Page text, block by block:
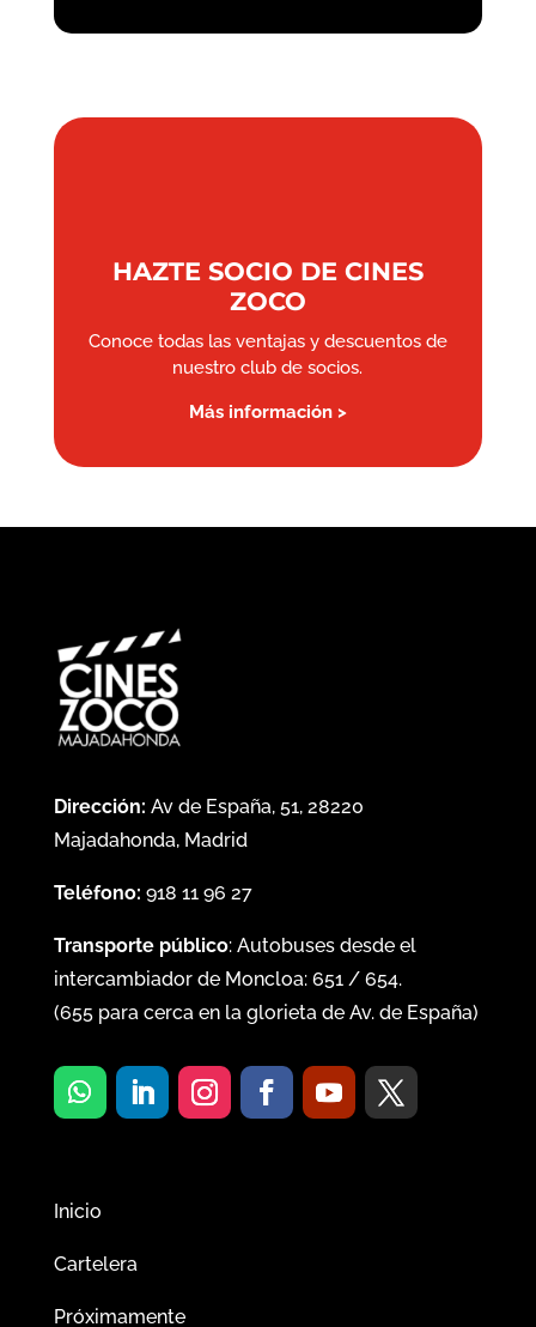
HAZTE SOCIO DE CINES
ZOCO
Conoce todas las ventajas y descuentos de
nuestro club de socios.
Más información >
Dirección: Av de España, 51, 28220
Majadahonda, Madrid
Teléfono: 918 11 96 27
Transporte público: Autobuses desde el
intercambiador de Moncloa: 651/ 654.
(655para cerca en la glorieta de Av. de España)
Inicio
Cartelera
Próximamente